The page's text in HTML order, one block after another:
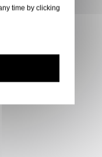
time by clicking